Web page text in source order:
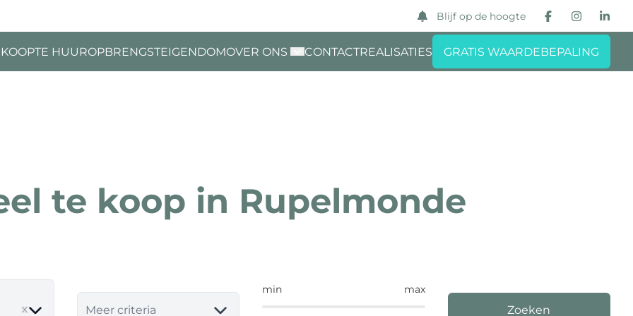
Blijf op de hoogte
TE HUUROPBRENGSTEIGENDOMOVER ONS CONTACTREALISATIES GRATIS WAARDEBEPALING
te koop in Rupelmonde
Meer criteria
min max
Zoeken